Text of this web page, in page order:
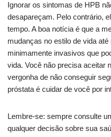
Ignorar os sintomas de HPB
desapareçam. Pelo contrário,
tempo. A boa notícia é que a
mudanças no estilo de vida
minimamente invasivos que
vida. Você não precisa aceitar
vergonha de não conseguir
próstata é cuidar de você por
Lembre-se: sempre consulte
qualquer decisão sobre sua